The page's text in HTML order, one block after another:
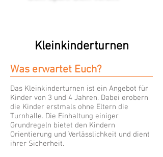
Kleinkinderturnen
Was erwartet Euch?
Das Kleinkinderturnen ist ein Angebot für
Kinder von 3 und 4 Jahren. Dabei erobern
die Kinder erstmals ohne Eltern die
Turnhalle. Die Einhaltung einiger
Grundregeln bietet den Kindern
Orientierung und Verlässlichkeit und dient
ihrer Sicherheit.